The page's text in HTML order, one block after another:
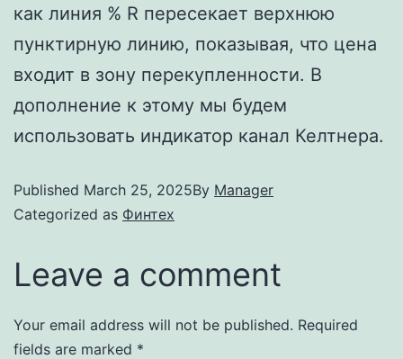
как линия % R пересекает верхнюю
пунктирную линию, показывая, что цена
входит в зону перекупленности. В
дополнение к этому мы будем
использовать индикатор канал Келтнера.
Published March 25, 2025By Manager
Categorized as Финтех
Leave a comment
Your email address will not be published. Required
fields are marked *